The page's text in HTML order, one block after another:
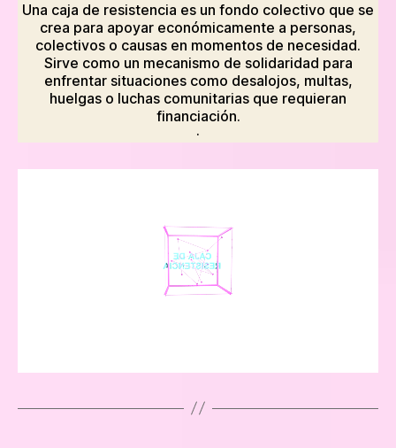
Una caja de resistencia es un fondo colectivo que se
crea para apoyar económicamente a personas,
colectivos o causas en momentos de necesidad.
Sirve como un mecanismo de solidaridad para
enfrentar situaciones como desalojos, multas,
huelgas o luchas comunitarias que requieran
financiación.
·